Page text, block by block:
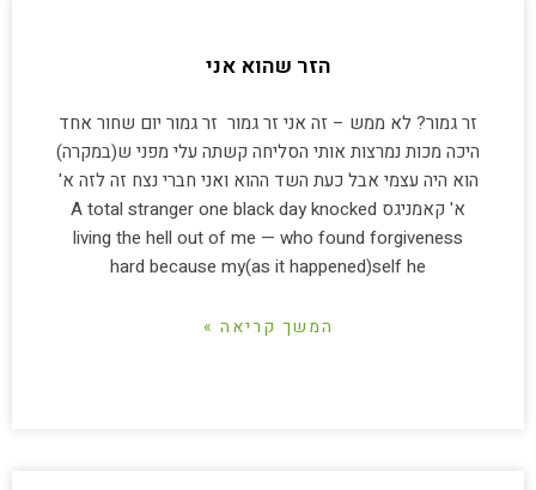
הזר שהוא אני
זר גמור? לא ממש – זה אני זר גמור זר גמור יום שחור אחד
היכה מכות נמרצות אותי הסליחה קשתה עלי מפני ש(במקרה)
הוא היה עצמי אבל כעת השד ההוא ואני חברי נצח זה לזה א'
א' קאמניגס A total stranger one black day knocked
living the hell out of me — who found forgiveness
hard because my(as it happened)self he
המשך קריאה »